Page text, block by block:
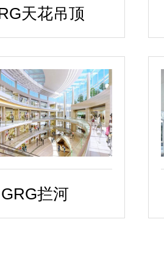
天花吊顶
GRG拦河